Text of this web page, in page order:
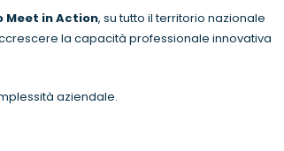
Meet in Action, su tutto il territorio nazionale
la capacità professionale innovativa
aziendale.